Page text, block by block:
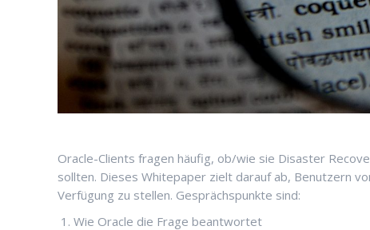
Oracle-Clients fragen häufig, ob/wie sie Disaster
sollten. Dieses Whitepaper zielt darauf ab, Benutzern
Verfügung zu stellen. Gesprächspunkte sind:
Wie Oracle die Frage beantwortet